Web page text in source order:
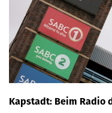
Kapstadt: Beim Radio